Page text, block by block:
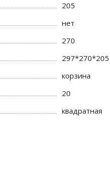
205
нет
270
297*270*205
корзина
20
квадратная